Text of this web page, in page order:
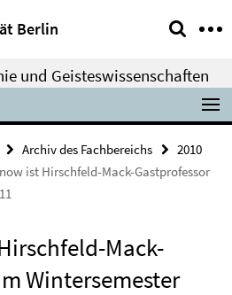
Berlin
und Geisteswissenschaften
Archiv des Fachbereichs
2010
ist Hirschfeld-Mack-Gastprofessor
Mack-
Wintersemester